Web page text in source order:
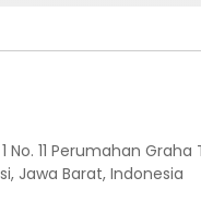
No. 11 Perumahan Graha
Jawa Barat, Indonesia